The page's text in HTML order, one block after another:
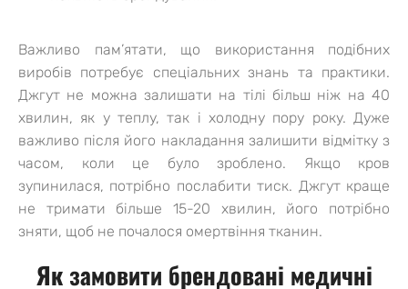
Важливо пам’ятати, що використання подібних
виробів потребує спеціальних знань та практики.
Джгут не можна залишати на тілі більш ніж на 40
хвилин, як у теплу, так і холодну пору року. Дуже
важливо після його накладання залишити відмітку з
часом, коли це було зроблено. Якщо кров
зупинилася, потрібно послабити тиск. Джгут краще
не тримати більше 15-20 хвилин, його потрібно
зняти, щоб не почалося омертвіння тканин.
Як замовити брендовані медичні